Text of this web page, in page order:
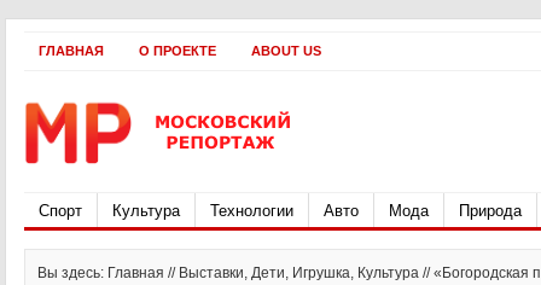
ГЛАВНАЯ О ПРОЕКТЕ ABOUT US
Спорт Культура Технологии Авто Мода Природа
Вы здесь: Главная // Выставки, Дети, Игрушка, Культура // «Богородская